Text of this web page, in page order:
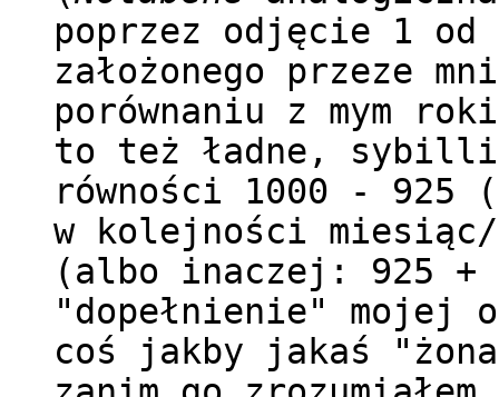
poprzez odjęcie 1 od
założonego przeze
porównaniu z mym
to też ładne,
równości 1000 - 925
w kolejności
(albo inaczej: 925 +
"dopełnienie" mojej
coś jakby jakaś